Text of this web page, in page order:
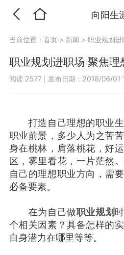
向阳生
当前位置：首页 > 新闻 >职业规划进
职业规划进职场 聚焦理
阅读 2577 发布日期：2018/06/01
打造自己理想的职业生
职业前景，多少人为之苦
身在桃林，肩落桃花，好
区，雾里看花，一片茫然
自己的理想职业方向，需
必备要素。
在为自己做职业规划
个相关因素？具备怎样的
自身潜力在哪里等等。